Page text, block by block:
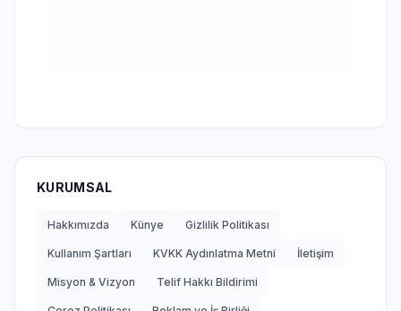
KURUMSAL
Hakkımızda Künye Gizlilik Politikası
Kullanım Şartları KVKK Aydınlatma Metni İletişim
Misyon & Vizyon Telif Hakkı Bildirimi